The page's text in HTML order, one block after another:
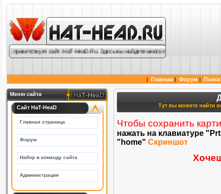
приветствует сайт: HaT-HeaD.Ru. Здесь вы найдете много полезной
| Главная | Форум | Поиск
Меню сайта
Сайт HaT-HeaD
Главная страница
Форум
Набор в команду сайта
Администрация
Тут вы можете найти
Чтобы сохранить
нажать на клавиатуре
"home" Скриншот